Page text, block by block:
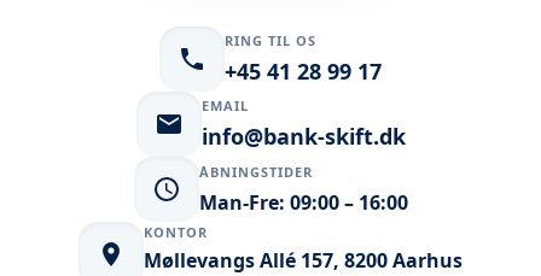
RING TIL OS
+45 41 28 99 17
EMAIL
info@bank-skift.dk
ÅBNINGSTIDER
Man-Fre: 09:00 – 16:00
KONTOR
Møllevangs Allé 157, 8200 Aarhus